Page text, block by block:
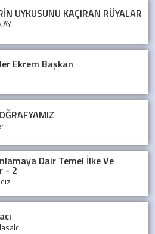
UYKUSUNU KAÇIRAN RÜYALAR
Ekrem Başkan
Dair Temel İlke Ve
- 2